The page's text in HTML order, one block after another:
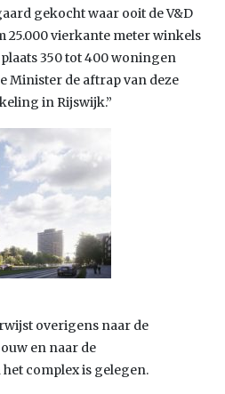
gekocht waar ooit de V&D
25.000 vierkante meter winkels
350 tot 400 woningen
Minister de aftrap van deze
in Rijswijk.”
overigens naar de
en naar de
complex is gelegen.